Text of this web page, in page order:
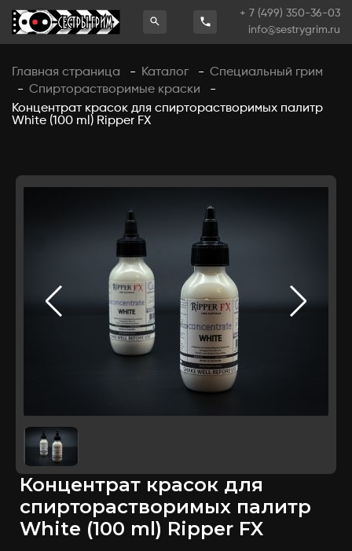
+ 7 (499) 350-36-03
info@sestrygrim.ru
Главная страница - Каталог - Специальный грим
- Спирторастворимые краски
-
Концентрат красок для спирторастворимых палитр
White (100 ml) Ripper FX
Концентрат красок для
спирторастворимых палитр
White (100 ml) Ripper FX